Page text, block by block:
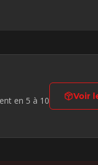
en 5 à 10
Voir